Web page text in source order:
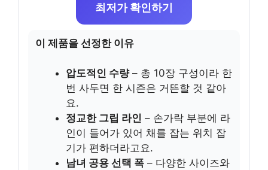
최저가 확인하기
이 제품을 선정한 이유
압도적인 수량– 총 10장 구성이라 한
번 사두면 한 시즌은 거뜬할 것 같아
요.
정교한 그립 라인 – 손가락 부분에 라
인이 들어가 있어 채를 잡는 위치 잡
기가 편하더라고요.
남녀 공용 선택 폭 – 다양한 사이즈와